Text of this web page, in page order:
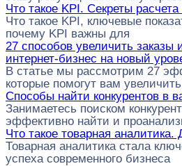
Что такое KPI. Секреты
Что такое KPI, ключевые
почему KPI важны для
27 способов увеличить заказы
интернет-бизнес на новый
В статье мы рассмотрим 27
которые помогут вам
Способы найти конкурентов в
Занимаетесь поиском
эффективно найти и
Что такое товарная аналитика.
Товарная аналитика стала
успеха современного бизнеса